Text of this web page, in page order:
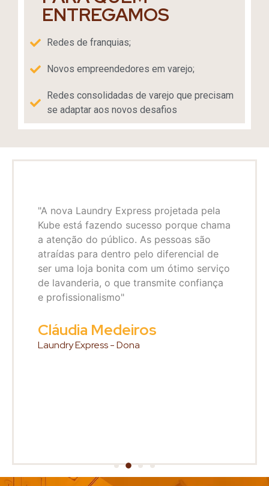
ENTREGAMOS
Redes de franquias;
Novos empreendedores em varejo;
Redes consolidadas de varejo que precisam
se adaptar aos novos desafios
"A nova Laundry Express projetada pela
Kube está fazendo sucesso porque chama
a atenção do público. As pessoas são
atraídas para dentro pelo diferencial de
ser uma loja bonita com um ótimo serviço
de lavanderia, o que transmite confiança
e profissionalismo"
Cláudia Medeiros
Laundry Express - Dona